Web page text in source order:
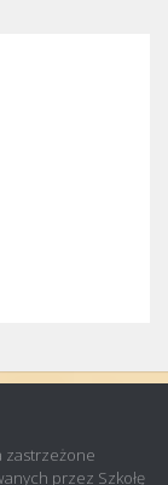
zastrzeżone
przez Szkołę